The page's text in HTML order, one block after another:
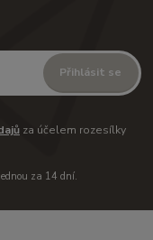
Přihlásit se
za účelem rozesílky
za 14 dní.